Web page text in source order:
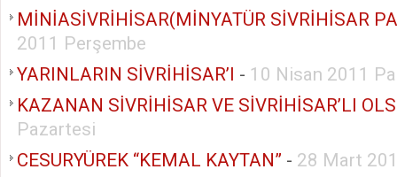
MİNİASİVRİHİSAR(MİNYATÜR SİVRİHİSAR
2011 Perşembe
YARINLARIN SİVRİHİSAR’I - 10 Nisan 2011
KAZANAN SİVRİHİSAR VE SİVRİHİSAR’LI
Pazartesi
CESURYÜREK “KEMAL KAYTAN” - 28 Mart